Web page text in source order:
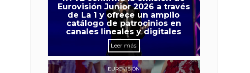
Eurovisión Junior 2026 a través
de La 1 y ofrece un amplio
catálogo de patrocinios en
canales lineales y digitales
Leer más
EUROVISIÓN